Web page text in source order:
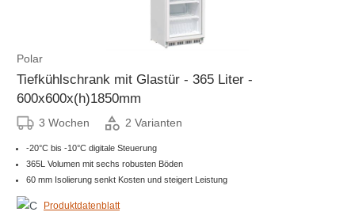
Polar
Tiefkühlschrank mit Glastür - 365 Liter -
600x600x(h)1850mm
3 Wochen 2 Varianten
-20°C bis -10°C digitale Steuerung
365L Volumen mit sechs robusten Böden
60 mm Isolierung senkt Kosten und steigert Leistung
Produktdatenblatt